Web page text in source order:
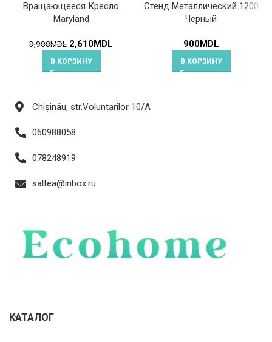
Вращающееся Кресло
Maryland
3,900MDL 2,610MDL
В КОРЗИНУ
Стенд Металлический 1200
Черный
900MDL
В КОРЗИНУ
Chișinău, str.Voluntarilor 10/A
060988058
078248919
saltea@inbox.ru
КАТАЛОГ